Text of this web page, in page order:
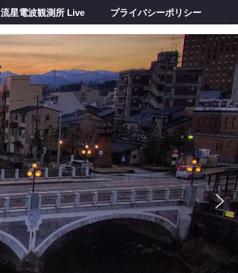
流星電波観測所 Live プライバシーポリシー